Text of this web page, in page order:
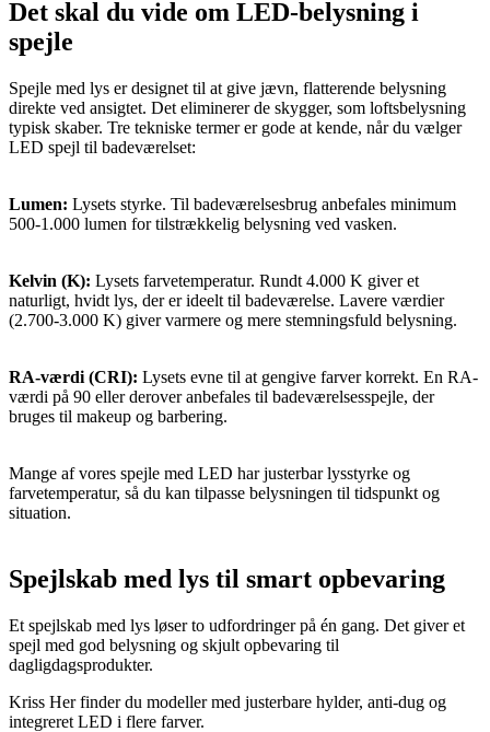
Det skal du vide om LED-belysning i
spejle
Spejle med lys er designet til at give jævn, flatterende belysning
direkte ved ansigtet. Det eliminerer de skygger, som loftsbelysning
typisk skaber. Tre tekniske termer er gode at kende, når du vælger
LED spejl til badeværelset:
Lumen: Lysets styrke. Til badeværelsesbrug anbefales minimum
500-1.000 lumen for tilstrækkelig belysning ved vasken.
Kelvin (K): Lysets farvetemperatur. Rundt 4.000 K giver et
naturligt, hvidt lys, der er ideelt til badeværelse. Lavere værdier
(2.700-3.000 K) giver varmere og mere stemningsfuld belysning.
RA-værdi (CRI): Lysets evne til at gengive farver korrekt. En RA-
værdi på 90 eller derover anbefales til badeværelsesspejle, der
bruges til makeup og barbering.
Mange af vores spejle med LED har justerbar lysstyrke og
farvetemperatur, så du kan tilpasse belysningen til tidspunkt og
situation.
Spejlskab med lys til smart opbevaring
Et spejlskab med lys løser to udfordringer på én gang. Det giver et
spejl med god belysning og skjult opbevaring til
dagligdagsprodukter.
Kriss Her finder du modeller med justerbare hylder, anti-dug og
integreret LED i flere farver.